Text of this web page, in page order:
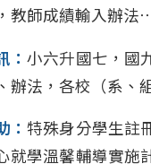
教師成績輸入辦
：小六升國七，國
辦法，各校（系
：特殊身分學生註
就學溫馨輔導實施